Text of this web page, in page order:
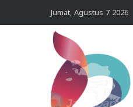
Jumat, Agustus 7 2026